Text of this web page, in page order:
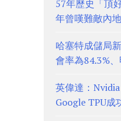
57年歷史「頂
年曾嘆難敵內
哈塞特成儲局
會率為84.3%
英偉達：
Google TPU成